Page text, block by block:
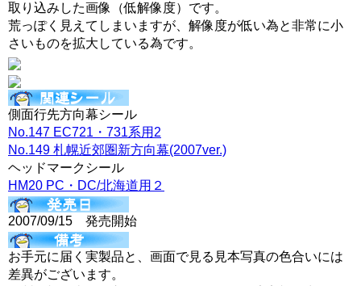
取り込みした画像（低解像度）です。
荒っぽく見えてしまいますが、解像度が低い為と非常に小
さいものを拡大している為です。
側面行先方向幕シール
No.147 EC721・731系用2
No.149 札幌近郊圏新方向幕(2007ver.)
ヘッドマークシール
HM20 PC・DC/北海道用２
2007/09/15 発売開始
お手元に届く実製品と、画面で見る見本写真の色合いには
差異がございます。